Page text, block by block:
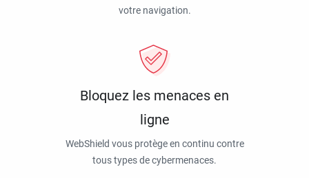
votre navigation.
Bloquez les menaces en
ligne
WebShield vous protège en continu contre
tous types de cybermenaces.